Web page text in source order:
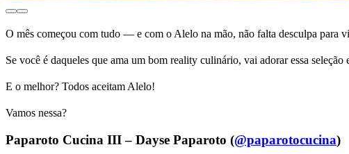
O mês começou com tudo — e com o Alelo na mão, não falta desculpa para
Se você é daqueles que ama um bom reality culinário, vai adorar essa
E o melhor? Todos aceitam Alelo!
Vamos nessa?
Paparoto Cucina III – Dayse Paparoto (@paparotocucina)